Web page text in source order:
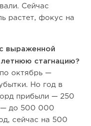
Сейчас
растет, фокус на
выраженной
стагнацию?
октябрь —
Но год в
прибыли — 250
— до 500 000
сейчас на 500